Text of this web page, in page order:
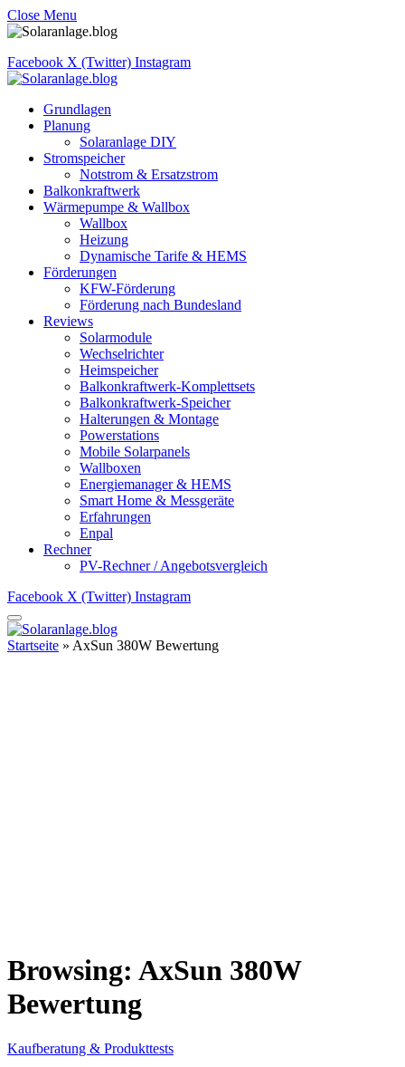
Close Menu
Facebook X (Twitter) Instagram
Grundlagen
Planung
Solaranlage DIY
Stromspeicher
Notstrom & Ersatzstrom
Balkonkraftwerk
Wärmepumpe & Wallbox
Wallbox
Heizung
Dynamische Tarife & HEMS
Förderungen
KFW-Förderung
Förderung nach Bundesland
Reviews
Solarmodule
Wechselrichter
Heimspeicher
Balkonkraftwerk-Komplettsets
Balkonkraftwerk-Speicher
Halterungen & Montage
Powerstations
Mobile Solarpanels
Wallboxen
Energiemanager & HEMS
Smart Home & Messgeräte
Erfahrungen
Enpal
Rechner
PV-Rechner / Angebotsvergleich
Facebook X (Twitter) Instagram
Startseite » AxSun 380W Bewertung
Browsing: AxSun 380W
Bewertung
Kaufberatung & Produkttests